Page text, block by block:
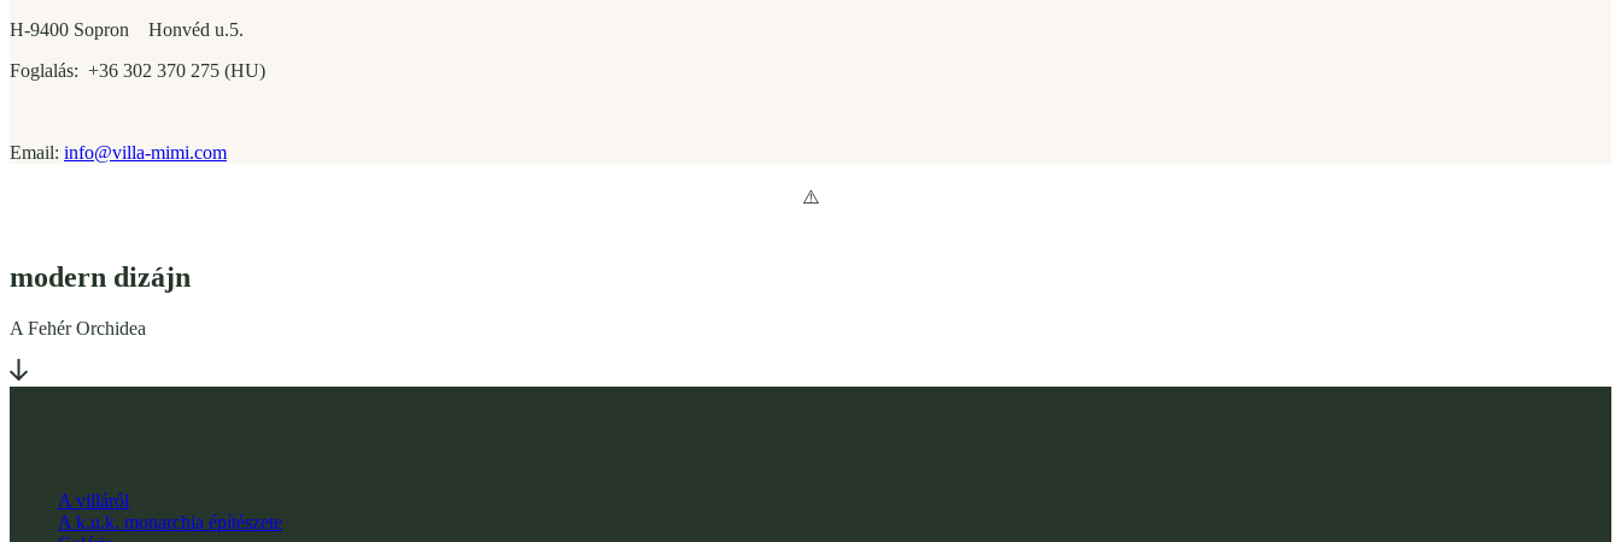
H-9400 Sopron Honvéd u.5.
Foglalás: +36 302 370 275 (HU)
Email: info@villa-mimi.com
modern dizájn
A Fehér Orchidea
A villáról
A k.u.k. monarchia építészete